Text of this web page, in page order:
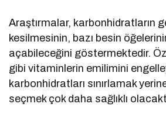
Araştırmalar, karbonhidratların
kesilmesinin, bazı besin
açabileceğini göstermektedir.
gibi vitaminlerin emilimini
karbonhidratları sınırlamak
seçmek çok daha sağlıklı